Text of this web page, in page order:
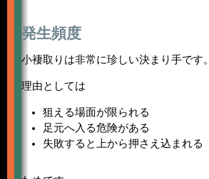
発生頻度
小褄取りは非常に珍しい決まり手です。
理由としては
狙える場面が限られる
足元へ入る危険がある
失敗すると上から押さえ込まれる